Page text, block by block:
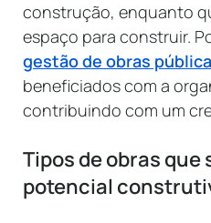
construção, enquanto
espaço para construir.
gestão de obras
beneficiados com a
contribuindo com um
Tipos de obras que
potencial